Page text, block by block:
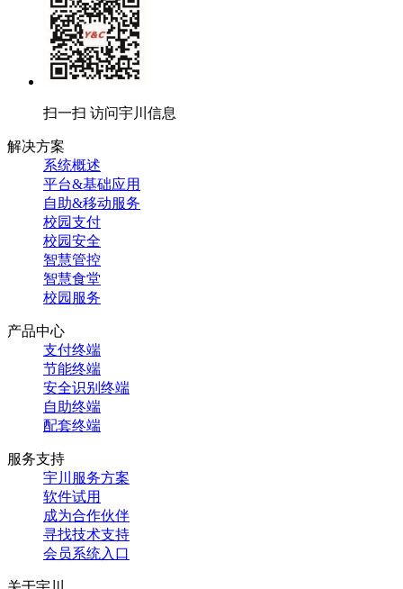
扫一扫 访问宇川信息
解决方案
系统概述
平台&基础应用
自助&移动服务
校园支付
校园安全
智慧管控
智慧食堂
校园服务
产品中心
支付终端
节能终端
安全识别终端
自助终端
配套终端
服务支持
宇川服务方案
软件试用
成为合作伙伴
寻找技术支持
会员系统入口